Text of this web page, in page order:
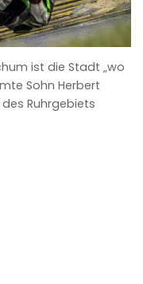
ist die Stadt „wo
Sohn Herbert
Ruhrgebiets